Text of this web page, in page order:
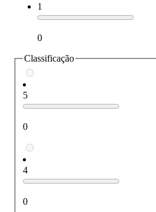
1
0
Classificação
5
0
4
0